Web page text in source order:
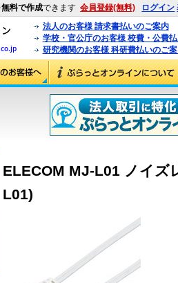
無料で作成できます 会員登録(無料) ログイン
法人のお客様 請求書払いのご案内
学校・官公庁のお客様 校費・公費
研究機関のお客様 科研費払いのご
ELECOM MJ-L01 ノイズ
L01)